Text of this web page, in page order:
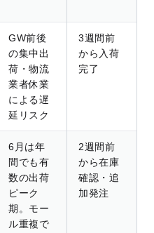
GW前後
の集中出
荷・物流
業者休業
による遅
延リスク
3週間前
から入荷
完了
6月は年
間でも有
数の出荷
ピーク
期。モー
ル重複で
2週間前
から在庫
確認・追
加発注